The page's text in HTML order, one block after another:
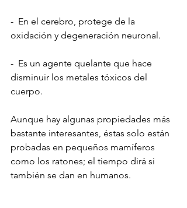
-  En el cerebro, protege de la
oxidación y degeneración neuronal.
-  Es un agente quelante que hace
disminuir los metales tóxicos del
cuerpo.
Aunque hay algunas propiedades más
bastante interesantes, éstas solo están
probadas en pequeños mamíferos
como los ratones; el tiempo dirá si
también se dan en humanos.